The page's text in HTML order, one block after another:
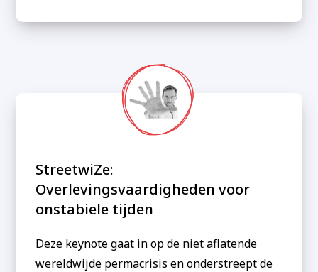
StreetwiZe:
Overlevingsvaardigheden voor
onstabiele tijden
Deze keynote gaat in op de niet aflatende
wereldwijde permacrisis en onderstreept de